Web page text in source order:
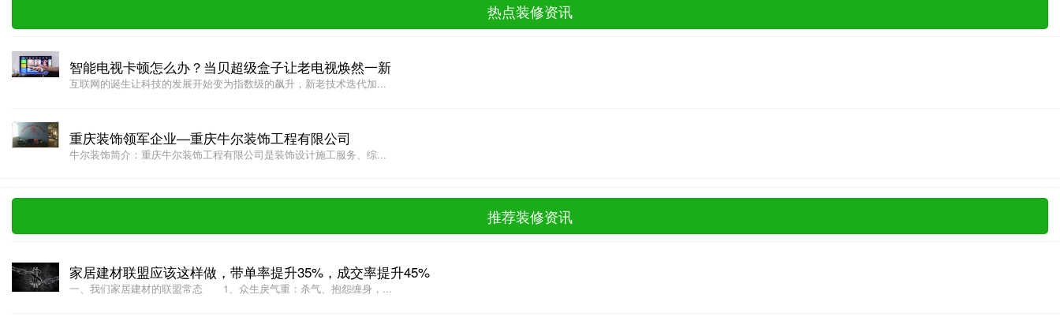
热点装修资讯
智能电视卡顿怎么办？当贝超级盒子让老电视焕然一新
互联网的诞生让科技的发展开始变为指数级的飙升，新老技术迭代加...
重庆装饰领军企业—重庆牛尔装饰工程有限公司
牛尔装饰简介：重庆牛尔装饰工程有限公司是装饰设计施工服务、综...
推荐装修资讯
家居建材联盟应该这样做，带单率提升35%，成交率提升45%
一、我们家居建材的联盟常态 1、众生戾气重：杀气、抱怨缠身，...